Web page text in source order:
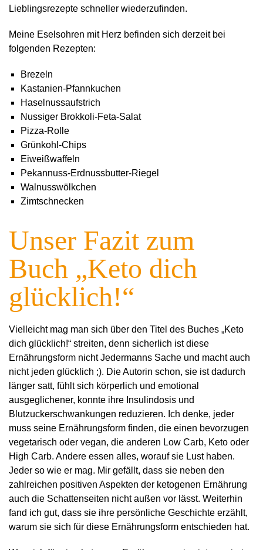
Lieblingsrezepte schneller wiederzufinden.
Meine Eselsohren mit Herz befinden sich derzeit bei
folgenden Rezepten:
Brezeln
Kastanien-Pfannkuchen
Haselnussaufstrich
Nussiger Brokkoli-Feta-Salat
Pizza-Rolle
Grünkohl-Chips
Eiweißwaffeln
Pekannuss-Erdnussbutter-Riegel
Walnusswölkchen
Zimtschnecken
Unser Fazit zum
Buch „Keto dich
glücklich!“
Vielleicht mag man sich über den Titel des Buches „Keto
dich glücklich!“ streiten, denn sicherlich ist diese
Ernährungsform nicht Jedermanns Sache und macht auch
nicht jeden glücklich ;). Die Autorin schon, sie ist dadurch
länger satt, fühlt sich körperlich und emotional
ausgeglichener, konnte ihre Insulindosis und
Blutzuckerschwankungen reduzieren. Ich denke, jeder
muss seine Ernährungsform finden, die einen bevorzugen
vegetarisch oder vegan, die anderen Low Carb, Keto oder
High Carb. Andere essen alles, worauf sie Lust haben.
Jeder so wie er mag. Mir gefällt, dass sie neben den
zahlreichen positiven Aspekten der ketogenen Ernährung
auch die Schattenseiten nicht außen vor lässt. Weiterhin
fand ich gut, dass sie ihre persönliche Geschichte erzählt,
warum sie sich für diese Ernährungsform entschieden hat.